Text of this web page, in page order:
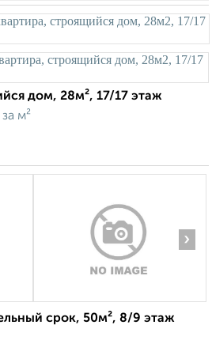
дом, 28м², 17/17 этаж
за м²
›
срок, 50м², 8/9 этаж